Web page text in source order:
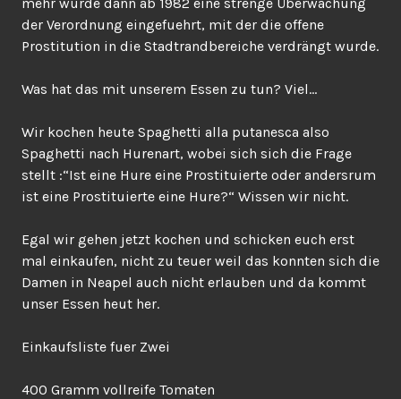
der Verordnung eingefuehrt, mit der die offene
Prostitution in die Stadtrandbereiche verdrängt wurde.
Was hat das mit unserem Essen zu tun? Viel…
Wir kochen heute Spaghetti alla putanesca also
Spaghetti nach Hurenart, wobei sich sich die Frage
stellt :“Ist eine Hure eine Prostituierte oder andersrum
ist eine Prostituierte eine Hure?“ Wissen wir nicht.
Egal wir gehen jetzt kochen und schicken euch erst
mal einkaufen, nicht zu teuer weil das konnten sich die
Damen in Neapel auch nicht erlauben und da kommt
unser Essen heut her.
Einkaufsliste fuer Zwei
400 Gramm vollreife Tomaten